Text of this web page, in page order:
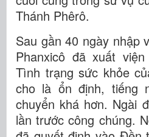
Thánh Phêrô.
Sau gần 40 ngày nhập
Phanxicô đã xuất
Tình trạng sức khỏe
cho là ổn định, tiếng
chuyển khá hơn. Ngài
lần trước công chúng.